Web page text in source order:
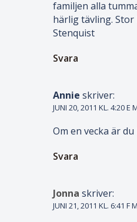
familjen alla
härlig tävling.
Stenquist
Svara
Annie skriver:
JUNI 20, 2011 KL. 4:20 E
Om en vecka är
Svara
Jonna skriver:
JUNI 21, 2011 KL. 6:41 F M